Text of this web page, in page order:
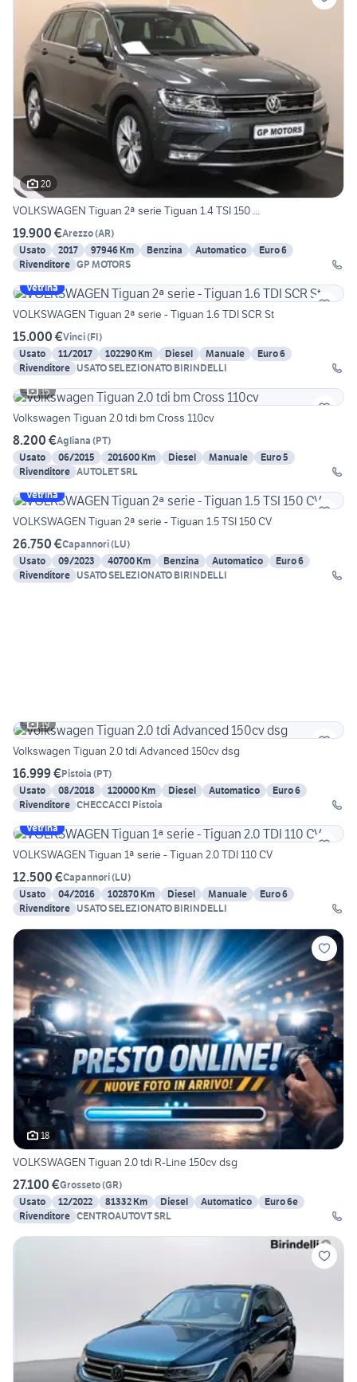
20
VOLKSWAGEN Tiguan 2ª serie Tiguan 1.4 TSI 150 ...
19.900 €Arezzo(AR)
Usato
2017 97946 Km Benzina Automatico
Euro 6
Rivenditore GP MOTORS
Vetrina
VOLKSWAGEN Tiguan 2ª serie - Tiguan 1.6 TDI SCR St
15.000 €Vinci(FI)
Usato
11/2017 102290 Km Diesel Manuale
Euro 6
Rivenditore USATO SELEZIONATO BIRINDELLI
15
Volkswagen Tiguan 2.0 tdi bm Cross 110cv
8.200 €Agliana (PT)
Usato
06/2015 201600 Km Diesel Manuale
Euro 5
Rivenditore AUTOLET SRL
Vetrina
VOLKSWAGEN Tiguan 2ª serie - Tiguan 1.5 TSI 150 CV
26.750 €Capannori(LU)
Usato
09/2023 40700 Km Benzina Automatico
Euro 6
Rivenditore USATO SELEZIONATO BIRINDELLI
19
Volkswagen Tiguan 2.0 tdi Advanced 150cv dsg
16.999 €Pistoia (PT)
Usato
08/2018 120000 Km Diesel Automatico
Euro 6
Rivenditore CHECCACCI Pistoia
Vetrina
VOLKSWAGEN Tiguan 1ª serie - Tiguan 2.0 TDI 110 CV
12.500 €Capannori(LU)
Usato
04/2016 102870 Km Diesel Manuale
Euro 6
Rivenditore USATO SELEZIONATO BIRINDELLI
18
VOLKSWAGEN Tiguan 2.0 tdi R-Line 150cv dsg
27.100 €Grosseto(GR)
Usato
12/2022 81332 Km Diesel Automatico
Euro 6e
Rivenditore CENTROAUTOVT SRL